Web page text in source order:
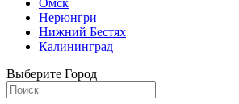
Нерюнгри
Нижний Бестях
Калининград
Выберите Город